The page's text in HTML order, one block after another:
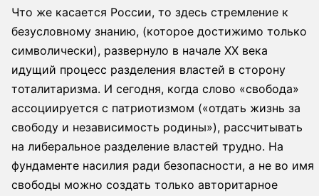
Что же касается России, то здесь стремление к
безусловному знанию, (которое достижимо только
символически), развернуло в начале XX века
идущий процесс разделения властей в сторону
тоталитаризма. И сегодня, когда слово «свобода»
ассоциируется с патриотизмом («отдать жизнь за
свободу и независимость родины»), рассчитывать
на либеральное разделение властей трудно. На
фундаменте насилия ради безопасности, а не во имя
свободы можно создать только авторитарное